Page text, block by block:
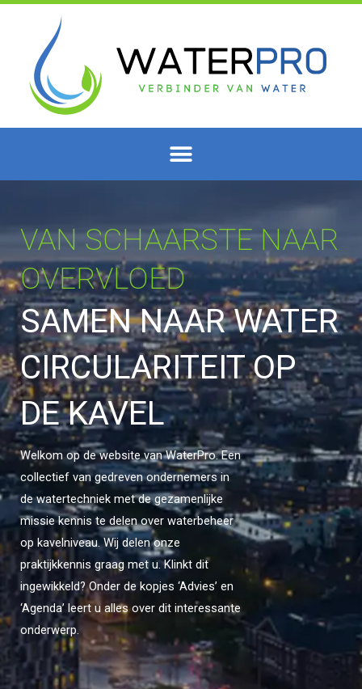
inhoud
VAN SCHAARSTE NAAR
OVERVLOED
SAMEN NAAR WATER
CIRCULARITEIT OP
DE KAVEL
Welkom op de website van WaterPro. Een
collectief van gedreven ondernemers in
de watertechniek met de gezamenlijke
missie kennis te delen over waterbeheer
op kavelniveau. Wij delen onze
praktijkkennis graag met u. Klinkt dit
ingewikkeld? Onder de kopjes ‘Advies’ en
‘Agenda’ leert u alles over dit interessante
onderwerp.